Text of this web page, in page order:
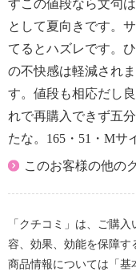
すこの値段なら文句
として夏向きです。
てるとハズレです。
の不快感は軽減され
す。値段も相応だし
れで再購入できず五
たな。165・51・Mサ
このお客様の他の
「クチコミ」は、ご購
容、効果、効能を保障す
商品情報については「基